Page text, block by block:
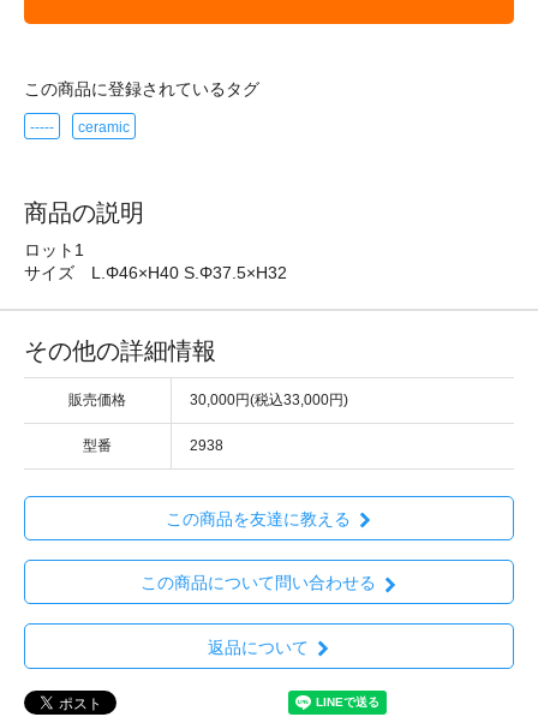
この商品に登録されているタグ
----- ceramic
商品の説明
ロット1
サイズ L.Φ46×H40 S.Φ37.5×H32
その他の詳細情報
販売価格 30,000円(税込33,000円)
型番 2938
この商品を友達に教える
この商品について問い合わせる
返品について